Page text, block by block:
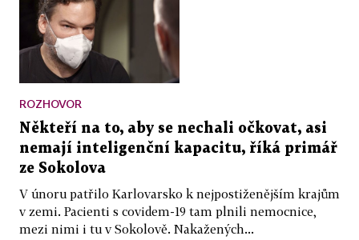
ROZHOVOR
Někteří na to, aby se nechali očkovat, asi
nemají inteligenční kapacitu, říká primář
ze Sokolova
V únoru patřilo Karlovarsko k nejpostiženějším krajům
v zemi. Pacienti s covidem-19 tam plnili nemocnice,
mezi nimi i tu v Sokolově. Nakažených...